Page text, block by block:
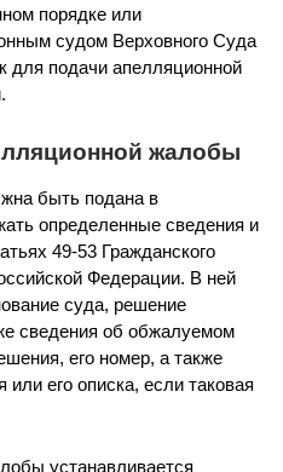
порядке или
судом Верховного Суда
для подачи апелляционной
жалобы
быть подана в
определенные сведения и
49-53 Гражданского
Федерации. В ней
суда, решение
сведения об обжалуемом
его номер, а также
его описка, если таковая
устанавливается